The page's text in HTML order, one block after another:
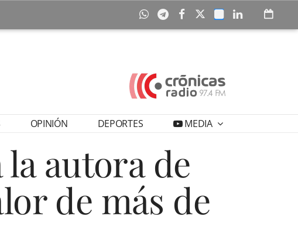
OPINIÓN DEPORTES MEDIA
la autora de
de más de